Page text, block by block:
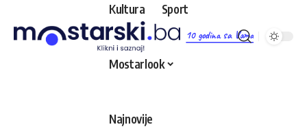
10 godina sa Vama
Kultura Sport
Mostarlook
Najnovije